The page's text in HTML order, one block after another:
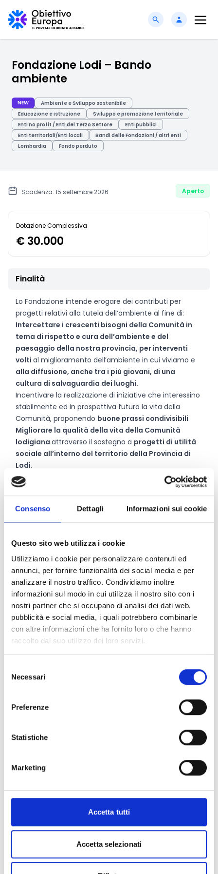
Consenso Dettagli Informazioni sui cookie
Questo sito web utilizza i cookie
Utilizziamo i cookie per personalizzare contenuti ed
annunci, per fornire funzionalità dei social media e per
analizzare il nostro traffico. Condividiamo inoltre
informazioni sul modo in cui utilizza il nostro sito con i
nostri partner che si occupano di analisi dei dati web,
pubblicità e social media, i quali potrebbero combinarle
con altre informazioni che ha fornito loro o che hanno
raccolto dal suo utilizzo dei loro servizi.
delNecessari
Preferenze
Statistiche
Marketing
Accetta tutti
Accetta selezionati
Fondazione Lodi – Bando
ambiente
NEW
Ambiente e Sviluppo sostenibile
Educazione e istruzione
Sviluppo e promozione territoriale
Enti no profit / Enti del Terzo Settore
Enti pubblici
Enti territoriali/Enti locali
Bandi delle Fondazioni / altri enti
Lombardia
Fondo perduto
Scadenza: 15 settembre 2026 Aperto
Dotazione Complessiva
€ 30.000
Finalità
Lo Fondazione intende erogare dei contributi per
progetti relativi alla tutela dell’ambiente al fine di:
Intercettare i crescenti bisogni della Comunità in
tema di rispetto e cura dell’ambiente e del
paesaggio della nostra provincia, per interventi
volti al miglioramento dell’ambiente in cui viviamo e
alla diffusione, anche tra i più giovani, di una
cultura di salvaguardia dei luoghi.
Incentivare la realizzazione di iniziative che interessino
stabilmente ed in prospettiva futura la vita della
Comunità, proponendo buone prassi condivisibili.
Migliorare la qualità della vita della Comunità
lodigiana attraverso il sostegno a progetti di utilità
sociale all’interno del territorio della Provincia di
Lodi.
Promuovere al contempo
la cultura del donoquale
elemento essenziale di una comunità, capace di
la raccolta di donazioniprovenienti da privati o enti
di diversa natura.
la Fondazioneal fine di rafforzare i
solidarietà.
CONDIVIDI
Conosci Obiettivo Europa?